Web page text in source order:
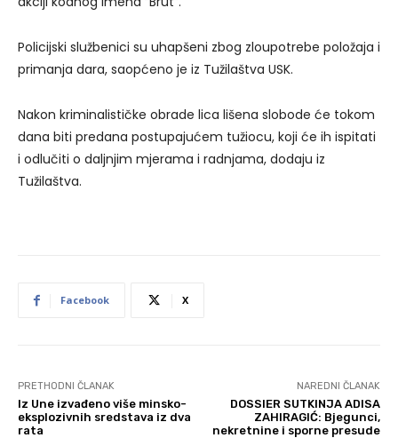
Policijski službenici su uhapšeni zbog zloupotrebe položaja i
primanja dara, saopćeno je iz Tužilaštva USK.
Nakon kriminalističke obrade lica lišena slobode će tokom
dana biti predana postupajućem tužiocu, koji će ih ispitati
i odlučiti o daljnjim mjerama i radnjama, dodaju iz
Tužilaštva.
Facebook X
PRETHODNI ČLANAK
Iz Une izvađeno više minsko-
eksplozivnih sredstava iz dva
rata
NAREDNI ČLANAK
DOSSIER SUTKINJA ADISA
ZAHIRAGIĆ: Bjegunci,
nekretnine i sporne presude